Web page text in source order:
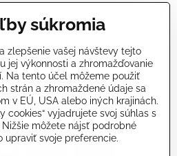
TALIANSKU
súkromia
zlepšenie vašej návštevy tejto
jej výkonnosti a zhromažďovanie
Na tento účel môžeme použiť
strán a zhromaždené údaje sa
v EÚ, USA alebo iných krajinách.
cookies“ vyjadrujete svoj súhlas s
môžete nájsť podrobné
upraviť svoje preferencie.